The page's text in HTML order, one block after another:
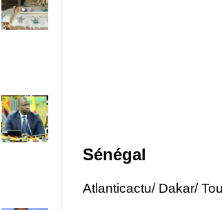
Sénégal
Atlanticactu/ Dakar/